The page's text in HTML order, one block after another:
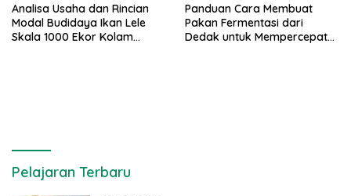
Analisa Usaha dan Rincian
Modal Budidaya Ikan Lele
Skala 1000 Ekor Kolam
Panduan Cara Membuat
Pakan Fermentasi dari
Dedak untuk Mempercepat
Pelajaran Terbaru